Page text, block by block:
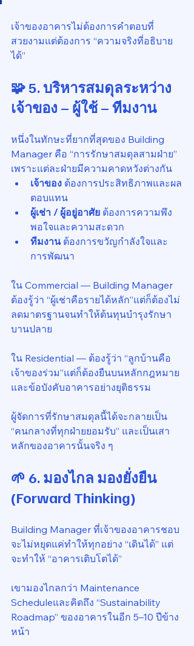
เจ้าของอาคารไม่ต้องการคำตอบที่
สวยงามแต่ต้องการ “ความจริงที่อธิบาย
ได้”
🧩 5. บริหารสมดุลระหว่าง
เจ้าของ – ผู้ใช้ – ทีมงาน
หนึ่งในทักษะที่ยากที่สุดของ Building
Manager คือ “การรักษาสมดุลสามฝ่าย”
เพราะแต่ละฝ่ายมีความคาดหวังต่างกัน
เจ้าของ ต้องการประสิทธิภาพและผล
ตอบแทน
ผู้เช่า / ผู้อยู่อาศัย ต้องการความพึง
พอใจและความสะดวก
ทีมงาน ต้องการขวัญกำลังใจและ
การพัฒนา
ใน Commercial — Building Manager
ต้องรู้ว่า “ผู้เช่าคือรายได้หลัก”แต่ก็ต้องไม่
ลดมาตรฐานจนทำให้ต้นทุนบำรุงรักษา
บานปลาย
ใน Residential — ต้องรู้ว่า “ลูกบ้านคือ
เจ้าของร่วม”แต่ก็ต้องยืนบนหลักกฎหมาย
และข้อบังคับอาคารอย่างยุติธรรม
ผู้จัดการที่รักษาสมดุลนี้ได้จะกลายเป็น
“คนกลางที่ทุกฝ่ายยอมรับ” และเป็นเสา
หลักของอาคารนั้นจริง ๆ
🌱 6. มองไกล มองยั่งยืน
(Forward Thinking)
Building Manager ที่เจ้าของอาคารชอบ
จะไม่หยุดแค่ทำให้ทุกอย่าง “เดินได้” แต่
จะทำให้ “อาคารเติบโตได้”
เขามองไกลกว่า Maintenance
Scheduleและคิดถึง “Sustainability
Roadmap” ของอาคารในอีก 5–10 ปีข้าง
หน้า